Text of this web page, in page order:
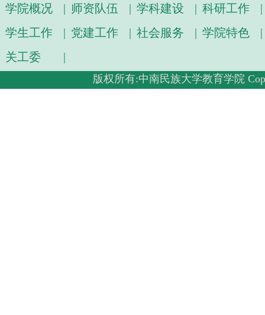
学院概况 | 师资队伍 | 学科建设 | 科研工作
|
学生工作
| 党建工作 | 社会服务 | 学院特色
|
关工委
|
版权所有:中南民族大学教育学院